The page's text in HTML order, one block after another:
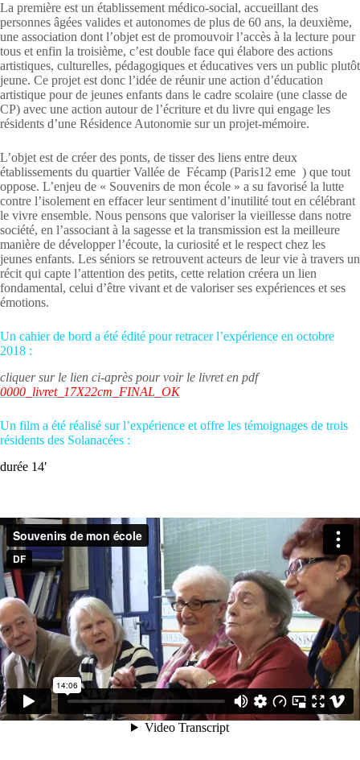
La première est un établissement médico-social, accueillant des
personnes âgées valides et autonomes de plus de 60 ans, la deuxième,
une association dont l’objet est de promouvoir l’accès à la lecture pour
tous et enfin la troisième, c’est double face qui élabore des actions
artistiques, culturelles, pédagogiques et éducatives vers un public plutôt
jeune. Ce projet est donc l’idée de réunir une action d’éducation
artistique pour de jeunes enfants dans le cadre scolaire (une classe de
CP) avec une action autour de l’écriture et du livre qui engage les
résidents d’une Résidence Autonomie sur un projet-mémoire.
L’objet est de créer des ponts, de tisser des liens entre deux
établissements du quartier Vallée de Fécamp (Paris12 eme ) que tout
oppose. L’enjeu de « Souvenirs de mon école » a su favorisé la lutte
contre l’isolement en effacer leur sentiment d’inutilité tout en célébrant
le vivre ensemble. Nous pensons que valoriser la vieillesse dans notre
société, en l’associant à la sagesse et la transmission est la meilleure
manière de développer l’écoute, la curiosité et le respect chez les
jeunes enfants. Les séniors se retrouvent acteurs de leur vie à travers un
récit qui capte l’attention des petits, cette relation créera un lien
fondamental, celui d’être vivant et de valoriser ses expériences et ses
émotions.
Un cahier de bord a été édité pour retracer l’expérience en octobre
2018 :
cliquer sur le lien ci-après pour voir le livret en pdf
0000_livret_17X22cm_FINAL_OK
Un film a été réalisé sur l’expérience et offre les témoignages de trois
résidents des Solanacées :
durée 14′